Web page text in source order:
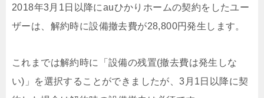
2018年3月1日以降にauひかりホームの契約をしたユー
ザーは、解約時に設備撤去費が28,800円発生します。
これまでは解約時に「設備の残置(撤去費は発生しな
い)」を選択することができましたが、3月1日以降に契